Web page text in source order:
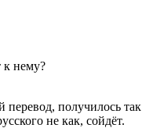
к нему?
получилось так
не как, сойдёт.